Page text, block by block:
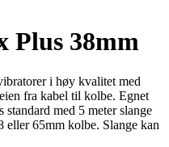
Plus 38mm
i høy kvalitet med
fra kabel til kolbe. Egnet
standard med 5 meter slange
eller 65mm kolbe. Slange kan